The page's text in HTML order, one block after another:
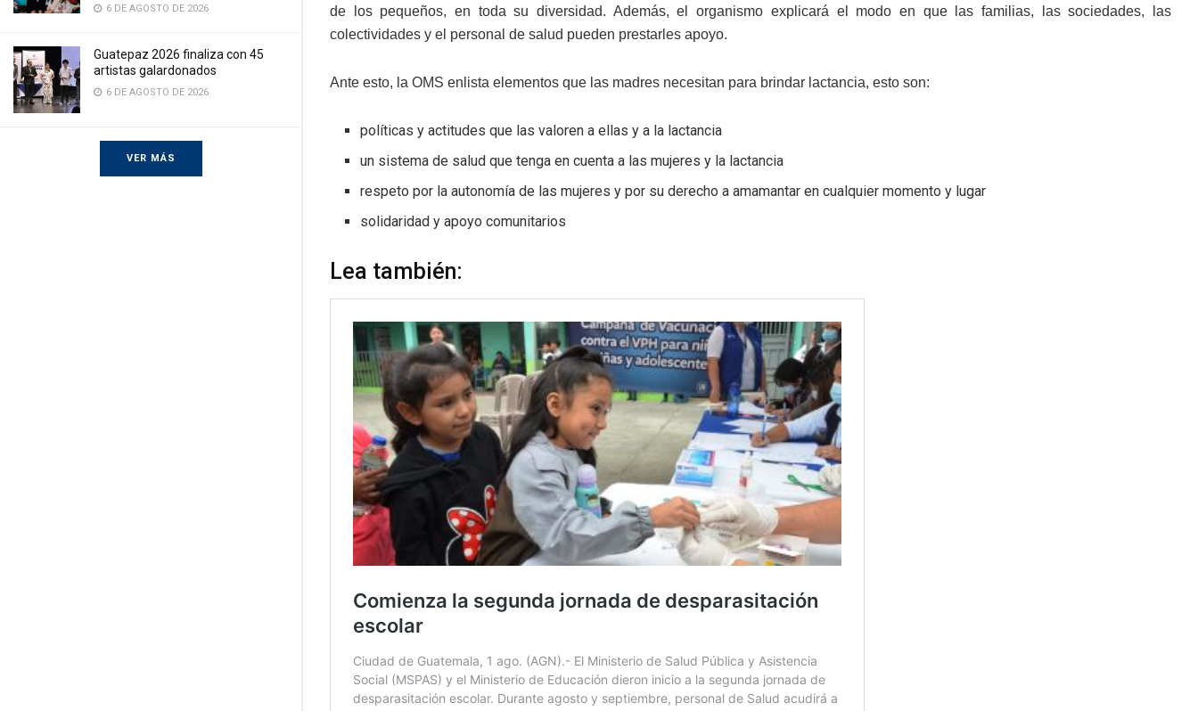
6 DE AGOSTO DE 2026
Guatepaz 2026 finaliza con 45
artistas galardonados
6 DE AGOSTO DE 2026
VER MÁS
de los pequeños, en toda su diversidad. Además, el organismo explicará el modo en que las familias, las sociedades, las
colectividades y el personal de salud pueden prestarles apoyo.
Ante esto, la OMS enlista elementos que las madres necesitan para brindar lactancia, esto son:
políticas y actitudes que las valoren a ellas y a la lactancia
un sistema de salud que tenga en cuenta a las mujeres y la lactancia
respeto por la autonomía de las mujeres y por su derecho a amamantar en cualquier momento y lugar
solidaridad y apoyo comunitarios
Lea también: